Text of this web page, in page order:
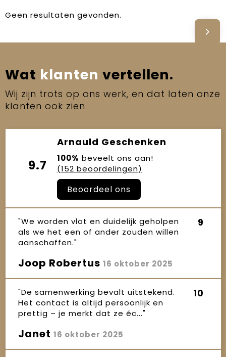
Geen resultaten gevonden.
Wat klanten vertellen.
Wij zijn trots op ons werk, en dat laten onze
klanten ook zien.
9.7
Arnauld Geschenken
100% beveelt ons aan!
(152 beoordelingen)
Beoordeel ons
"We worden vlot en duidelijk geholpen
als we het een of ander zouden willen
aanschaffen."
9
Joop Robertus 16 oktober 2025
"De samenwerking bevalt uitstekend.
Het contact is altijd persoonlijk en
prettig – je merkt dat ze éc..."
10
Janet 16 oktober 2025